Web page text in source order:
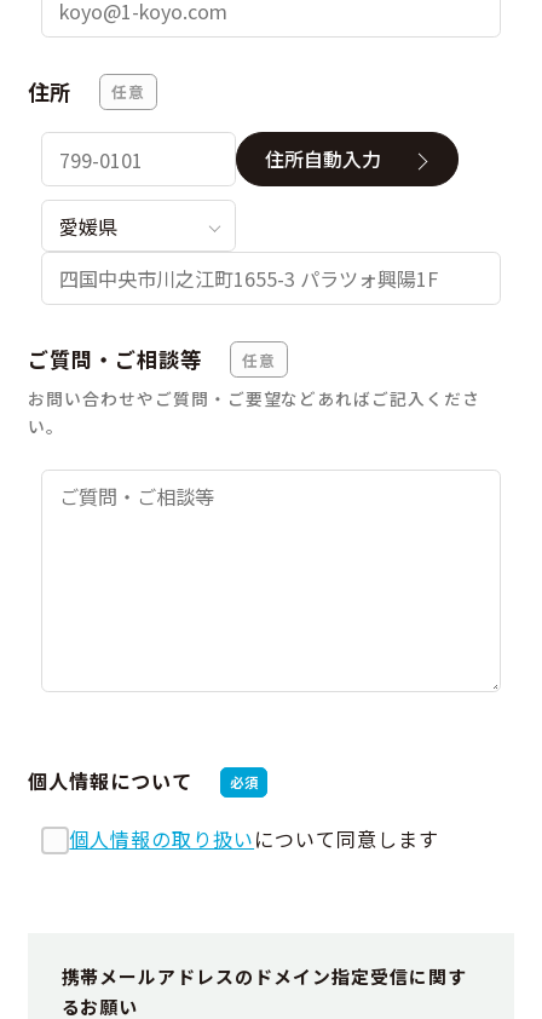
住所 任意
住所自動入力
ご質問・ご相談等 任意
お問い合わせやご質問・ご要望などあればご記入くださ
い。
個人情報について 必須
個人情報の取り扱いについて同意します
携帯メールアドレスのドメイン指定受信に関す
るお願い